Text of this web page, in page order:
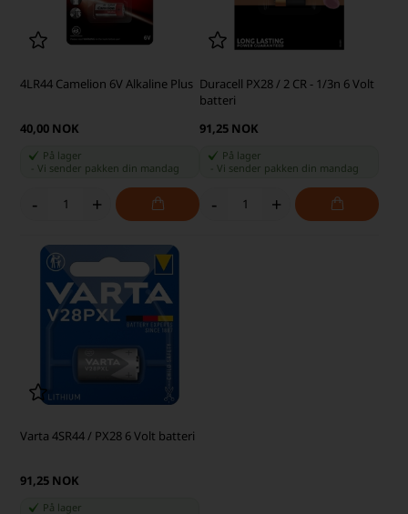
4LR44 Camelion 6V Alkaline Plus
40,00 NOK
På lager
-Vi sender pakken din mandag
- +
Duracell PX28 / 2 CR - 1/3n 6 Volt
batteri
91,25 NOK
På lager
Vi sender pakken din mandag
- +
Varta 4SR44 / PX28 6 Volt batteri
91,25 NOK
På lager